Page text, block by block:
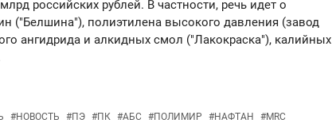
российских рублей. В частности, речь идет о
("Белшина"), полиэтилена высокого давления (завод
ангидрида и алкидных смол ("Лакокраска"), калийных
#НОВОСТЬ #ПЭ #ПК #АБС #ПОЛИМИР #НАФТАН #MRC